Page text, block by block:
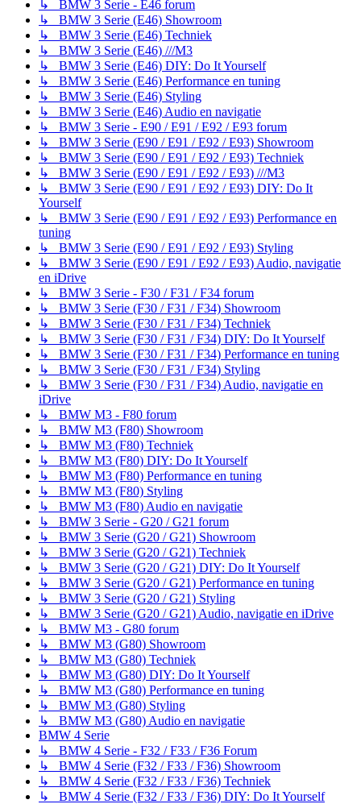
↳ BMW 3 Serie - E46 forum
↳ BMW 3 Serie (E46) Showroom
↳ BMW 3 Serie (E46) Techniek
↳ BMW 3 Serie (E46) ///M3
↳ BMW 3 Serie (E46) DIY: Do It Yourself
↳ BMW 3 Serie (E46) Performance en tuning
↳ BMW 3 Serie (E46) Styling
↳ BMW 3 Serie (E46) Audio en navigatie
↳ BMW 3 Serie - E90 / E91 / E92 / E93 forum
↳ BMW 3 Serie (E90 / E91 / E92 / E93) Showroom
↳ BMW 3 Serie (E90 / E91 / E92 / E93) Techniek
↳ BMW 3 Serie (E90 / E91 / E92 / E93) ///M3
↳ BMW 3 Serie (E90 / E91 / E92 / E93) DIY: Do It
Yourself
↳ BMW 3 Serie (E90 / E91 / E92 / E93) Performance en
tuning
↳ BMW 3 Serie (E90 / E91 / E92 / E93) Styling
↳ BMW 3 Serie (E90 / E91 / E92 / E93) Audio, navigatie
en iDrive
↳ BMW 3 Serie - F30 / F31 / F34 forum
↳ BMW 3 Serie (F30 / F31 / F34) Showroom
↳ BMW 3 Serie (F30 / F31 / F34) Techniek
↳ BMW 3 Serie (F30 / F31 / F34) DIY: Do It Yourself
↳ BMW 3 Serie (F30 / F31 / F34) Performance en tuning
↳ BMW 3 Serie (F30 / F31 / F34) Styling
↳ BMW 3 Serie (F30 / F31 / F34) Audio, navigatie en
iDrive
↳ BMW M3 - F80 forum
↳ BMW M3 (F80) Showroom
↳ BMW M3 (F80) Techniek
↳ BMW M3 (F80) DIY: Do It Yourself
↳ BMW M3 (F80) Performance en tuning
↳ BMW M3 (F80) Styling
↳ BMW M3 (F80) Audio en navigatie
↳ BMW 3 Serie - G20 / G21 forum
↳ BMW 3 Serie (G20 / G21) Showroom
↳ BMW 3 Serie (G20 / G21) Techniek
↳ BMW 3 Serie (G20 / G21) DIY: Do It Yourself
↳ BMW 3 Serie (G20 / G21) Performance en tuning
↳ BMW 3 Serie (G20 / G21) Styling
↳ BMW 3 Serie (G20 / G21) Audio, navigatie en iDrive
↳ BMW M3 - G80 forum
↳ BMW M3 (G80) Showroom
↳ BMW M3 (G80) Techniek
↳ BMW M3 (G80) DIY: Do It Yourself
↳ BMW M3 (G80) Performance en tuning
↳ BMW M3 (G80) Styling
↳ BMW M3 (G80) Audio en navigatie
BMW 4 Serie
↳ BMW 4 Serie - F32 / F33 / F36 Forum
↳ BMW 4 Serie (F32 / F33 / F36) Showroom
↳ BMW 4 Serie (F32 / F33 / F36) Techniek
↳ BMW 4 Serie (F32 / F33 / F36) DIY: Do It Yourself